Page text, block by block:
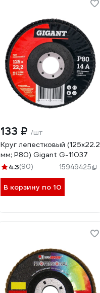
133 ₽ /шт
Круг лепестковый (125x22.2
мм; P80) Gigant G-11037
4.3(90) 15949425
В корзину по 10